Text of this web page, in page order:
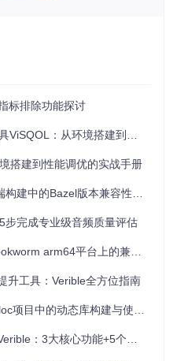
数万个目标的大规模Bazel项
列表可能导致的问题。
您可以调整配置以满足特定需
按照README.md中的说明运行
问项目仓库：https://github.co
标排除功能探讨
：从环境搭建到专业评测
搭建到性能调优的实战手册
中的Bazel版本兼容性问题解析
步完成专业级音频质量评估
arm64平台上的兼容性问题分析
升工具：Verible全方位指南
目中的动态库构建与使用问题
：3大核心功能+5个实战技巧